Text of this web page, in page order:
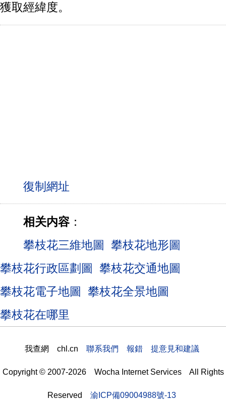
獲取經緯度。
相关内容：
攀枝花三維地圖
攀枝花地形圖
攀枝花行政區劃圖
攀枝花交通地圖
攀枝花電子地圖
攀枝花全景地圖
攀枝花在哪里
我查網 chl.cn 聯系我們 報錯 提意見和建議
Copyright © 2007-2026 Wocha Internet Services All Rights
Reserved 渝ICP備09004988號-13